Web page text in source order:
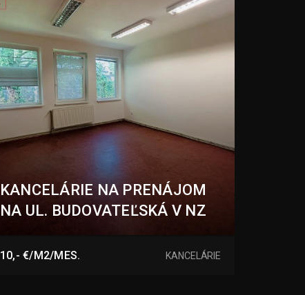
KANCELÁRIE NA PRENÁJOM
NA UL. BUDOVATEĽSKÁ V NZ
Budovateľská, Nové Zámky
KANCELÁRIE
10,- €/M2/MES.